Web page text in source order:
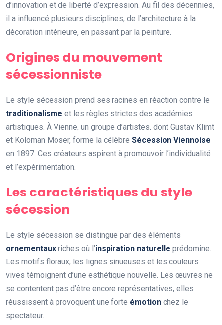
d’innovation et de liberté d’expression. Au fil des décennies,
il a influencé plusieurs disciplines, de l’architecture à la
décoration intérieure, en passant par la peinture.
Origines du mouvement
sécessionniste
Le style sécession prend ses racines en réaction contre le
traditionalisme et les règles strictes des académies
artistiques. À Vienne, un groupe d’artistes, dont Gustav Klimt
et Koloman Moser, forme la célèbre Sécession Viennoise
en 1897. Ces créateurs aspirent à promouvoir l’individualité
et l’expérimentation.
Les caractéristiques du style
sécession
Le style sécession se distingue par des éléments
ornementaux riches où l’inspiration naturelle prédomine.
Les motifs floraux, les lignes sinueuses et les couleurs
vives témoignent d’une esthétique nouvelle. Les œuvres ne
se contentent pas d’être encore représentatives, elles
réussissent à provoquent une forte émotion chez le
spectateur.